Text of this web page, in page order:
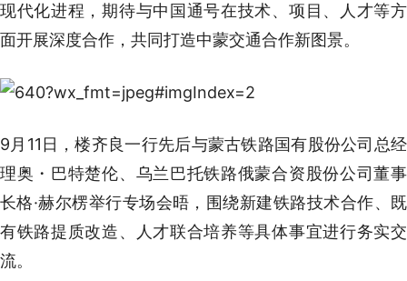
现代化进程，期待与中国通号在技术、项目、人才等方
面开展深度合作，共同打造中蒙交通合作新图景。
9月11日，楼齐良一行先后与蒙古铁路国有股份公司总经
理奥・巴特楚伦、乌兰巴托铁路俄蒙合资股份公司董事
长格·赫尔楞举行专场会晤，围绕新建铁路技术合作、既
有铁路提质改造、人才联合培养等具体事宜进行务实交
流。